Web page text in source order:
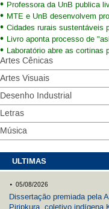
Professora da UnB publica
MTE e UnB desenvolvem
Cidades rurais sustentáveis
Livro aponta processo de
Laboratório abre as cortinas
Artes Cênicas
Artes Visuais
Desenho Industrial
Letras
Música
ULTIMAS
. 05/08/2026
Dissertação premiada pela